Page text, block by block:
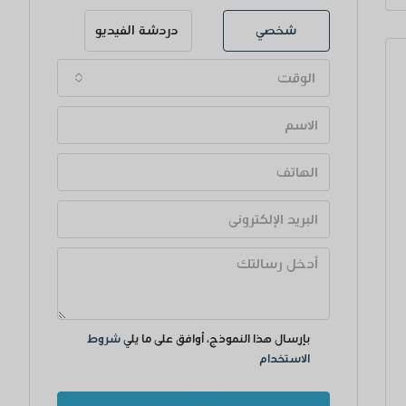
شخصي دردشة الفيديو
الوقت
بإرسال هذا النموذج، أوافق على ما يلي شروط
الاستخدام